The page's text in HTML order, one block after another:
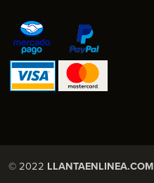
© 2022 LLANTAENLINEA.COM